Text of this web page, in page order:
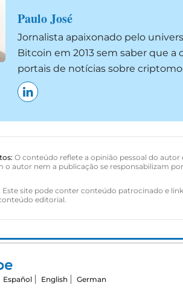
Paulo José
Jornalista apaixonado pelo
Bitcoin em 2013 sem saber que
portais de notícias sobre
O conteúdo reflete a opinião pessoal do
o autor nem a publicação se responsabilizam
Este site pode conter conteúdo patrocinado e
editorial.
Español English German